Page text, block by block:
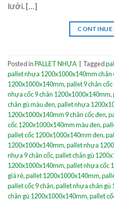
lưới. […]
CONTINUE
Posted inPALLET NHỰA Tagged
pallet nhựa 1200x1000x140mm chân
1200x1000x140mm,pallet 9 chân
nhựa cốc 9 chân 1200x1000x140mm,
chân gù màu đen,pallet nhựa
1200x1000x140mm 9 chân cốc đen,
cốc 1200x1000x140mm màu đen,
pallet cốc 1200x1000x140mm đen,
1200x1000x140mm,pallet nhựa
nhựa 9 chân cốc,pallet chân gù
1200x1000x140mm,pallet nhựa cốc
giá rẻ,pallet 1200x1000x140mm,
pallet cốc 9 chân,pallet nhựa chân gù
chân gù 1200x1000x140mm,pallet